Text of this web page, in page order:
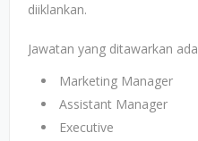
diiklankan.
Jawatan yang ditawarkan
Marketing Manager
Assistant Manager
Executive